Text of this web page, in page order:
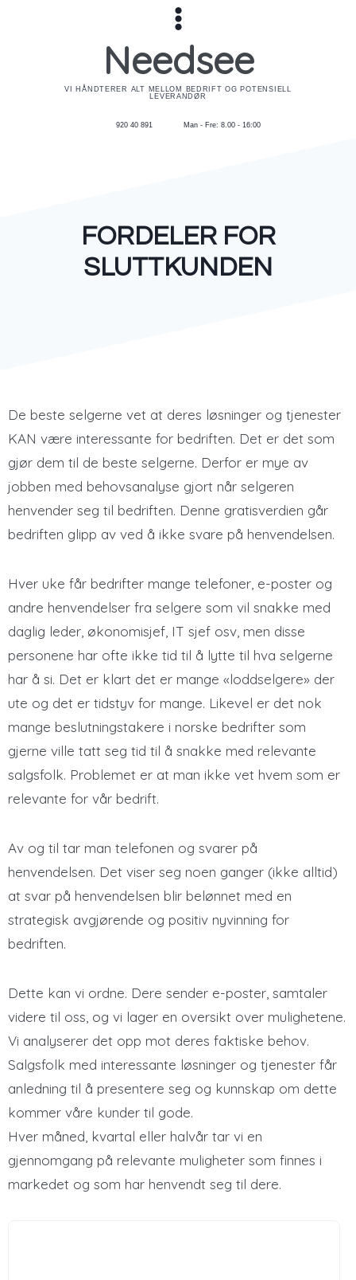
Needsee
VI HÅNDTERER ALT MELLOM BEDRIFT OG POTENSIELL
LEVERANDØR
920 40 891 Man - Fre: 8.00 - 16:00
FORDELER FOR
SLUTTKUNDEN
De beste selgerne vet at deres løsninger og tjenester
KAN være interessante for bedriften. Det er det som
gjør dem til de beste selgerne. Derfor er mye av
jobben med behovsanalyse gjort når selgeren
henvender seg til bedriften. Denne gratisverdien går
bedriften glipp av ved å ikke svare på henvendelsen.
Hver uke får bedrifter mange telefoner, e-poster og
andre henvendelser fra selgere som vil snakke med
daglig leder, økonomisjef, IT sjef osv, men disse
personene har ofte ikke tid til å lytte til hva selgerne
har å si. Det er klart det er mange «loddselgere» der
ute og det er tidstyv for mange. Likevel er det nok
mange beslutningstakere i norske bedrifter som
gjerne ville tatt seg tid til å snakke med relevante
salgsfolk. Problemet er at man ikke vet hvem som er
relevante for vår bedrift.
Av og til tar man telefonen og svarer på
henvendelsen. Det viser seg noen ganger (ikke alltid)
at svar på henvendelsen blir belønnet med en
strategisk avgjørende og positiv nyvinning for
bedriften.
Dette kan vi ordne. Dere sender e-poster, samtaler
videre til oss, og vi lager en oversikt over mulighetene.
Vi analyserer det opp mot deres faktiske behov.
Salgsfolk med interessante løsninger og tjenester får
anledning til å presentere seg og kunnskap om dette
kommer våre kunder til gode.
Hver måned, kvartal eller halvår tar vi en
gjennomgang på relevante muligheter som finnes i
markedet og som har henvendt seg til dere.